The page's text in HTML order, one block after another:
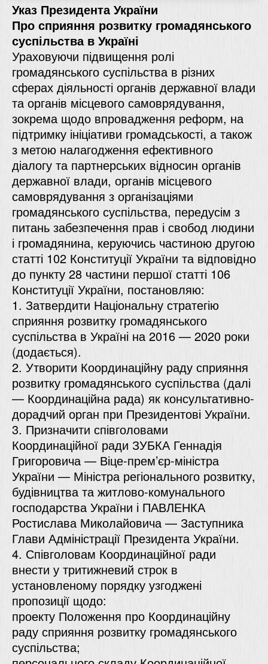
Указ Президента України
Про сприяння розвитку громадянського
суспільства в Україні
Ураховуючи підвищення ролі
громадянського суспільства в різних
сферах діяльності органів державної влади
та органів місцевого самоврядування,
зокрема щодо впровадження реформ, на
підтримку ініціативи громадськості, а також
з метою налагодження ефективного
діалогу та партнерських відносин органів
державної влади, органів місцевого
самоврядування з організаціями
громадянського суспільства, передусім з
питань забезпечення прав і свобод людини
і громадянина, керуючись частиною другою
статті 102 Конституції України та відповідно
до пункту 28 частини першої статті 106
Конституції України, постановляю:
1. Затвердити Національну стратегію
сприяння розвитку громадянського
суспільства в Україні на 2016 — 2020 роки
(додається).
2. Утворити Координаційну раду сприяння
розвитку громадянського суспільства (далі
— Координаційна рада) як консультативно-
дорадчий орган при Президентові України.
3. Призначити співголовами
Координаційної ради ЗУБКА Геннадія
Григоровича — Віце-прем’єр-міністра
України — Міністра регіонального розвитку,
будівництва та житлово-комунального
господарства України і ПАВЛЕНКА
Ростислава Миколайовича — Заступника
Глави Адміністрації Президента України.
4. Співголовам Координаційної ради
внести у тритижневий строк в
установленому порядку узгоджені
пропозиції щодо:
проекту Положення про Координаційну
раду сприяння розвитку громадянського
суспільства;